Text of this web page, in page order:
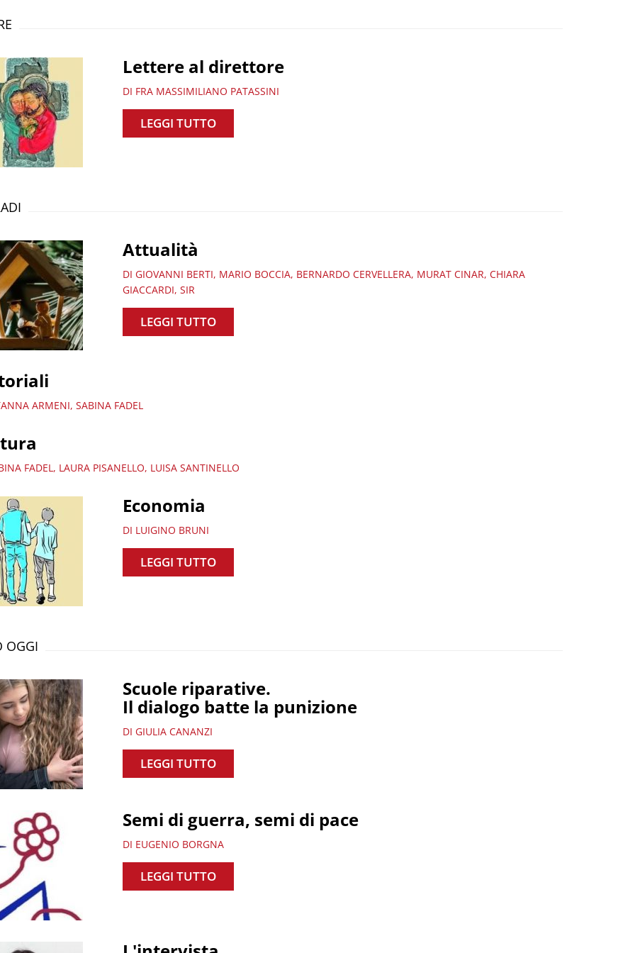
Lettere al direttore
DI FRA MASSIMILIANO PATASSINI
LEGGI TUTTO
Attualità
DI GIOVANNI BERTI, MARIO BOCCIA, BERNARDO CERVELLERA, MURAT CINAR, CHIARA
GIACCARDI, SIR
LEGGI TUTTO
ARMENI, SABINA FADEL
FADEL, LAURA PISANELLO, LUISA SANTINELLO
Economia
DI LUIGINO BRUNI
LEGGI TUTTO
OGGI
Scuole riparative.
Il dialogo batte la punizione
DI GIULIA CANANZI
LEGGI TUTTO
Semi di guerra, semi di pace
DI EUGENIO BORGNA
LEGGI TUTTO